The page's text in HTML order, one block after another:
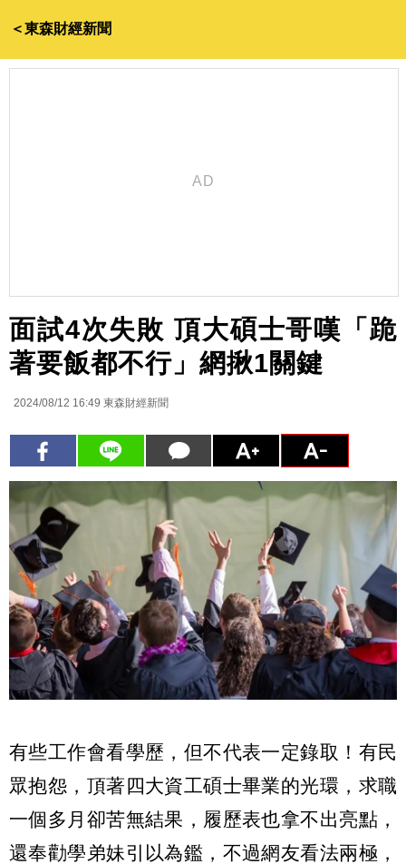
＜東森財經新聞
面試4次失敗 頂大碩士哥嘆「跪
著要飯都不行」網揪1關鍵
2024/08/12 16:49 東森財經新聞
有些工作會看學歷，但不代表一定錄取！有民
眾抱怨，頂著四大資工碩士畢業的光環，求職
一個多月卻苦無結果，履歷表也拿不出亮點，
還奉勸學弟妹引以為鑑，不過網友看法兩極，